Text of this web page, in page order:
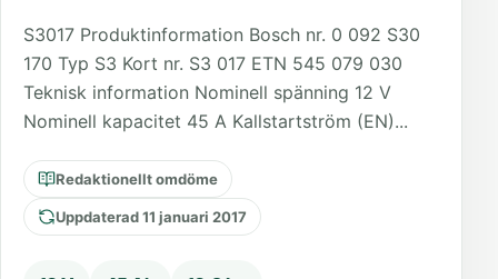
S3017 Produktinformation Bosch nr. 0 092 S30
170 Typ S3 Kort nr. S3 017 ETN 545 079 030
Teknisk information Nominell spänning 12 V
Nominell kapacitet 45 A Kallstartström (EN)...
Redaktionellt omdöme
Uppdaterad 11 januari 2017